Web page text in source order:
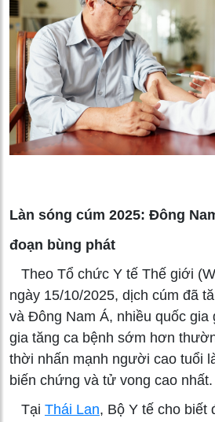
Làn sóng cúm 2025: Đông
đoạn bùng phát
Theo Tổ chức Y tế Thế giới
ngày 15/10/2025, dịch cúm đã
và Đông Nam Á, nhiều quốc gia
gia tăng ca bệnh sớm hơn
thời nhấn mạnh người cao tuổi
biến chứng và tử vong cao nhất.
Tại Thái Lan, Bộ Y tế cho biết